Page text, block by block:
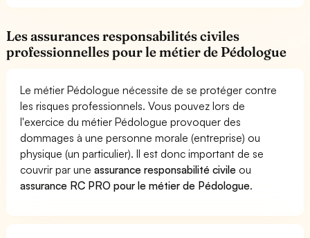
Les assurances responsabilités civiles
professionnelles pour le métier de Pédologue
Le métier Pédologue nécessite de se protéger contre
les risques professionnels. Vous pouvez lors de
l'exercice du métier Pédologue provoquer des
dommages à une personne morale (entreprise) ou
physique (un particulier). Il est donc important de se
couvrir par uneassurance responsabilité civile ou
assurance RC PRO pour le métier de Pédologue.